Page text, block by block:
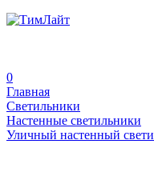
0
Главная
Светильники
Настенные светильники
Уличный настенный